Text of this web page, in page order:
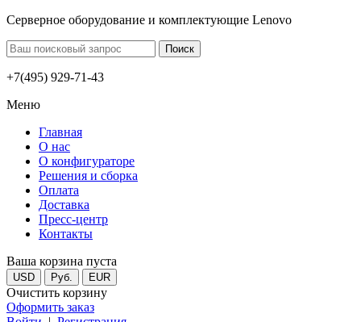
Серверное оборудование и комплектующие Lenovo
+7(495) 929-71-43
Меню
Главная
О нас
О конфигураторе
Решения и сборка
Оплата
Доставка
Пресс-центр
Контакты
Ваша корзина пуста
USD Руб. EUR
Очистить корзину
Оформить заказ